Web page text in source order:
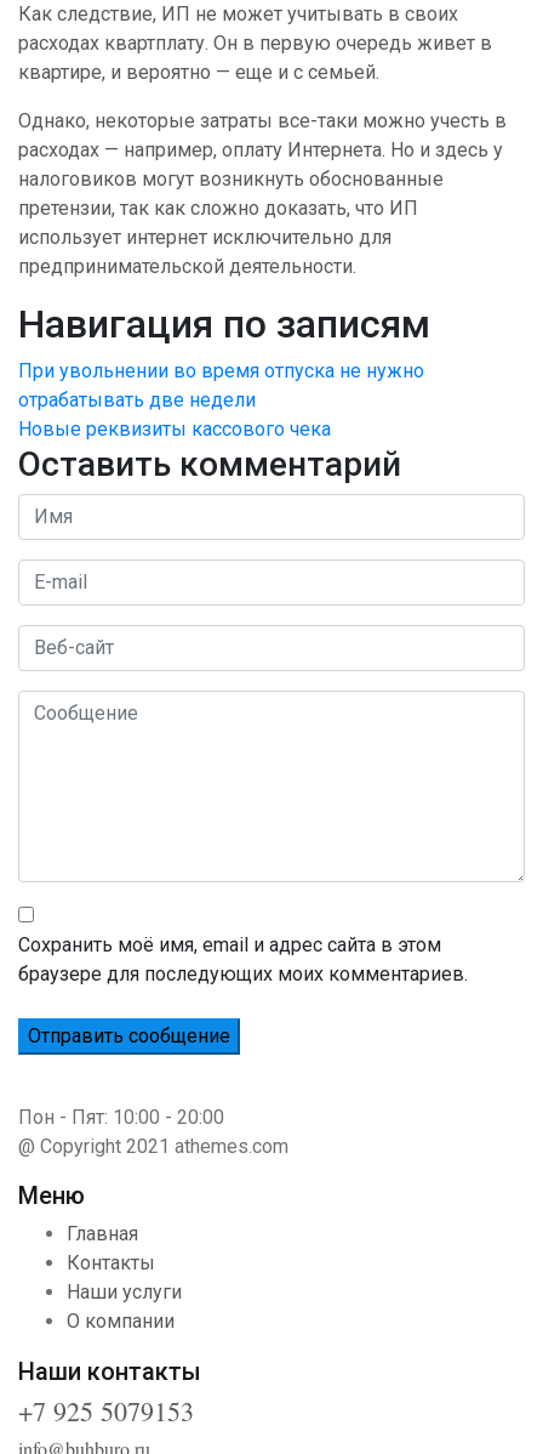
Как следствие, ИП не может учитывать в своих
расходах квартплату. Он в первую очередь живет в
квартире, и вероятно — еще и с семьей.
Однако, некоторые затраты все-таки можно учесть в
расходах — например, оплату Интернета. Но и здесь у
налоговиков могут возникнуть обоснованные
претензии, так как сложно доказать, что ИП
использует интернет исключительно для
предпринимательской деятельности.
Навигация по записям
При увольнении во время отпуска не нужно
отрабатывать две недели
Новые реквизиты кассового чека
Оставить комментарий
Сохранить моё имя, email и адрес сайта в этом
браузере для последующих моих комментариев.
Пон - Пят: 10:00 - 20:00
@ Copyright 2021 athemes.com
Меню
Главная
Контакты
Наши услуги
О компании
Наши контакты
+7 925 5079153
info@buhburo.ru